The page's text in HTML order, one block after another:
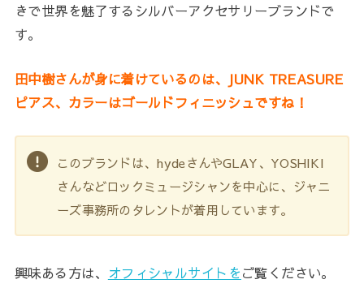
きで世界を魅了するシルバーアクセサリーブランドで
す。
田中樹さんが身に着けているのは、JUNK TREASURE
ピアス、カラーはゴールドフィニッシュですね！
このブランドは、hydeさんやGLAY、YOSHIKI
さんなどロックミュージシャンを中心に、ジャニ
ーズ事務所のタレントが着用しています。
興味ある方は、 オフィシャルサイトをご覧ください。